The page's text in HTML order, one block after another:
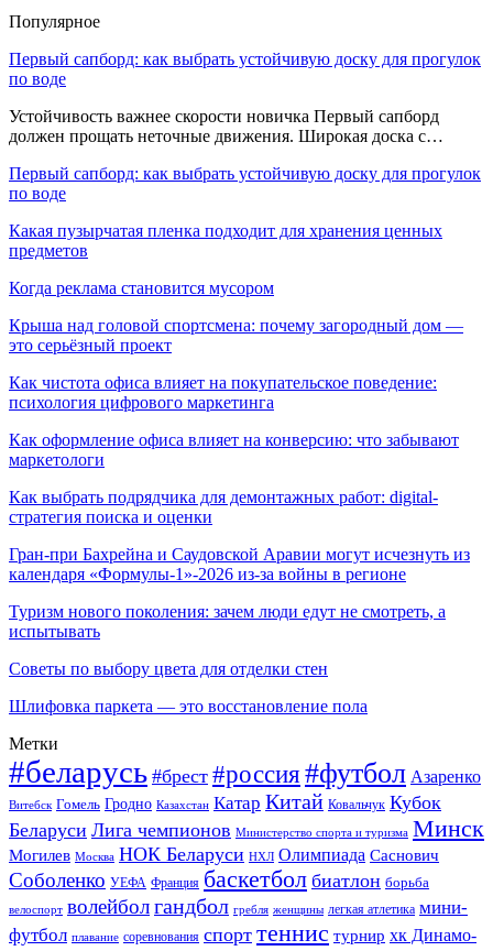
Популярное
Первый сапборд: как выбрать устойчивую доску для прогулок
по воде
Устойчивость важнее скорости новичка Первый сапборд
должен прощать неточные движения. Широкая доска с…
Первый сапборд: как выбрать устойчивую доску для прогулок
по воде
Какая пузырчатая пленка подходит для хранения ценных
предметов
Когда реклама становится мусором
Крыша над головой спортсмена: почему загородный дом —
это серьёзный проект
Как чистота офиса влияет на покупательское поведение:
психология цифрового маркетинга
Как оформление офиса влияет на конверсию: что забывают
маркетологи
Как выбрать подрядчика для демонтажных работ: digital-
стратегия поиска и оценки
Гран-при Бахрейна и Саудовской Аравии могут исчезнуть из
календаря «Формулы-1»-2026 из-за войны в регионе
Туризм нового поколения: зачем люди едут не смотреть, а
испытывать
Советы по выбору цвета для отделки стен
Шлифовка паркета — это восстановление пола
Метки
#беларусь #брест #россия#футбол Азаренко
Витебск Гомель Гродно Казахстан Катар Китай Ковальчук Кубок
Беларуси Лига чемпионов Министерство спорта и туризма Минск
Могилев Москва НОК Беларуси НХЛ Олимпиада Саснович
Соболенко УЕФА Франция баскетбол биатлон борьба
велоспорт волейболгандбол гребля женщины легкая атлетика мини-
футбол плавание соревнования спорт теннис турнир хк Динамо-